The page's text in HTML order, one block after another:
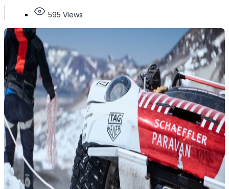
595 Views